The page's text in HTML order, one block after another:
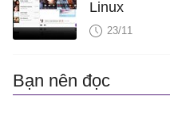
Linux
23/11
Bạn nên đọc